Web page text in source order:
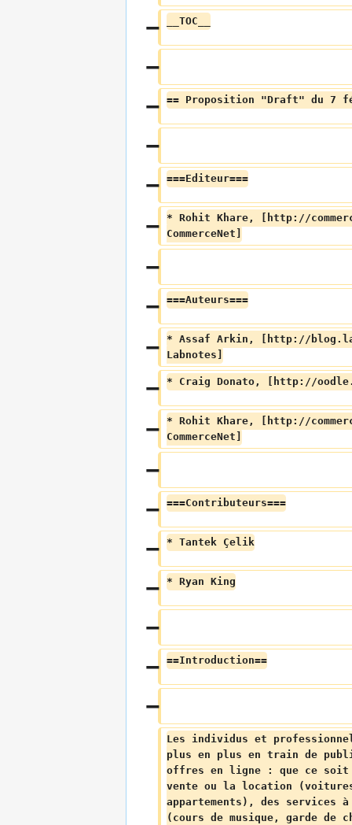
__TOC__
== Proposition "Draft" du 7
===Editeur===
* Rohit Khare, [http://
CommerceNet]
===Auteurs===
* Assaf Arkin, [http://
Labnotes]
* Craig Donato, [http://
* Rohit Khare, [http://
CommerceNet]
===Contributeurs===
* Tantek Çelik
* Ryan King
==Introduction==
Les individus et
plus en plus en train de
offres en ligne : que ce
vente ou la location
appartements), des services
(cours de musique, garde de